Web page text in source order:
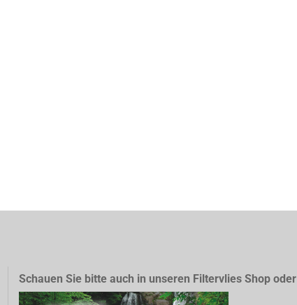
Schauen Sie bitte auch in unseren Filtervlies Shop oder